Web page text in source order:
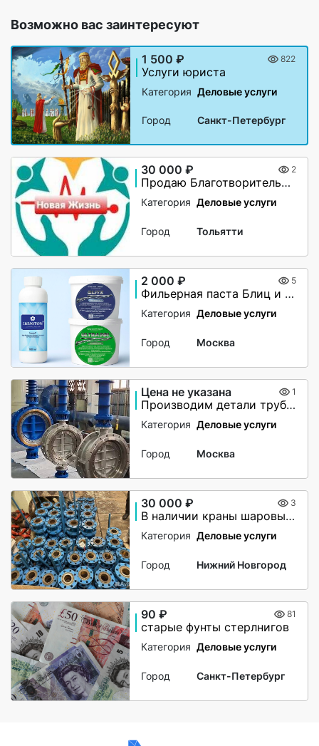
Возможно вас заинтересуют
1 500 ₽ 822
Услуги юриста
Категория Деловые услуги
Город Санкт-Петербург
30 000 ₽ 2
Продаю Благотворительный Фонд
Категория Деловые услуги
Город Тольятти
2 000 ₽ 5
Фильерная паста Блиц и Ультразол
Категория Деловые услуги
Город Москва
Цена не указана 1
Производим детали трубопровода по чертежам заказчика
Категория Деловые услуги
Город Москва
30 000 ₽ 3
В наличии краны шаровые,сталь 20
Категория Деловые услуги
Город Нижний Новгород
90 ₽ 81
старые фунты стерлнигов
Категория Деловые услуги
Город Санкт-Петербург